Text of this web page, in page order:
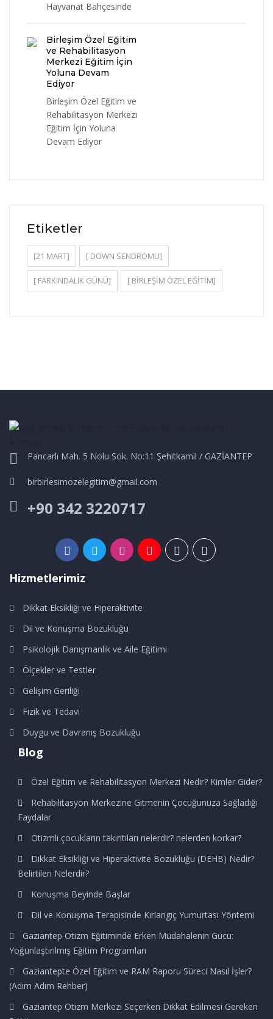
Hayvanat Bahçesinde
Birleşim Özel Eğitim
ve Rehabilitasyon
Merkezi Eğitim İçin
Yoluna Devam
Ediyor
Birleşim Özel Eğitim ve
Rehabilitasyon Merkezi
Eğitim İçin Yoluna
Devam Ediyor
Etiketler
[21 MART] [ DOWN SENDROMU]
[ FARKINDALIK GÜNÜ] [ BIRLEŞIM ÖZEL EĞITIM]
Pancarlı Mah. 5 Nolu Sok. No:11 Şehitkamil / GAZİANTEP
birbirlesimozelegitim@gmail.com
+90 342 3220717
Hizmetlerimiz
Dikkat Eksikliği ve Hiperaktivite
Dil ve Konuşma Bozukluğu
Psikolojik Danışmanlık ve Aile Eğitimi
Ölçekler ve Testler
Gelişim Geriliği
Fizik ve Tedavi
Duygu ve Davranış Bozukluğu
Blog
Özel Eğitim ve Rehabilitasyon Merkezi Nedir? Kimler Gider?
Rehabilitasyon Merkezine Gitmenin Çocuğunuza Sağladığı
Faydalar
Otizmli çocukların takıntıları nelerdir? nelerden korkar?
Dikkat Eksikliği ve Hiperaktivite Bozukluğu (DEHB) Nedir?
Belirtileri Nelerdir?
Konuşma Beyinde Başlar
Dil ve Konuşma Terapisinde Kırlangıç Yumurtası Yöntemi
Gaziantep Otizm Eğitiminde Erken Müdahalenin Gücü:
Yoğunlaştırılmış Eğitim Programları
Gaziantepte Özel Eğitim ve RAM Raporu Süreci Nasıl İşler?
(Adım Adım Rehber)
Gaziantep Otizm Merkezi Seçerken Dikkat Edilmesi Gereken